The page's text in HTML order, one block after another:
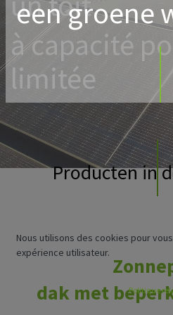
à capacité
limitée
dak met
een groene
Producten in
Nous utilisons des cookies pour
expérience utilisateur.
Politique